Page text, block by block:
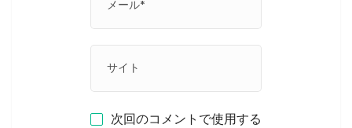
次回のコメントで使用する